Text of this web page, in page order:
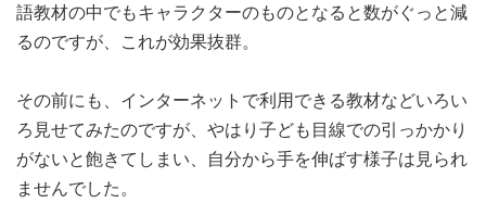
語教材の中でもキャラクターのものとなると数がぐっと減
るのですが、これが効果抜群。
その前にも、インターネットで利用できる教材などいろい
ろ見せてみたのですが、やはり子ども目線での引っかかり
がないと飽きてしまい、自分から手を伸ばす様子は見られ
ませんでした。